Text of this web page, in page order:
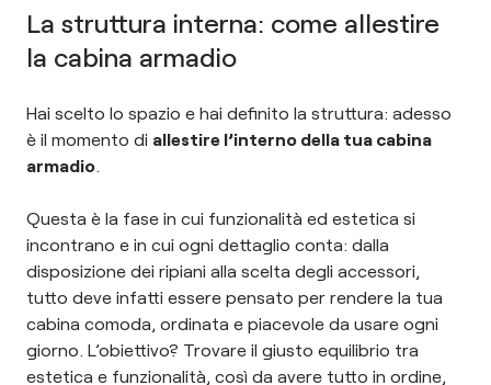
La struttura interna: come allestire
la cabina armadio
Hai scelto lo spazio e hai definito la struttura: adesso
è il momento di allestire l’interno della tua cabina
armadio.
Questa è la fase in cui funzionalità ed estetica si
incontrano e in cui ogni dettaglio conta: dalla
disposizione dei ripiani alla scelta degli accessori,
tutto deve infatti essere pensato per rendere la tua
cabina comoda, ordinata e piacevole da usare ogni
giorno. L’obiettivo? Trovare il giusto equilibrio tra
estetica e funzionalità, così da avere tutto in ordine,